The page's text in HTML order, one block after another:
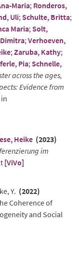
Maria; Ronderos,
Uli;Schulte, Britta;
Maria;Solt,
;Verhoeven,
;Zaruba, Kathy;
Pia;Schnelle,
across the ages,
Evidence from
Heike (2023)
im
[ViVo]
Y. (2022)
Coherence of
and Social